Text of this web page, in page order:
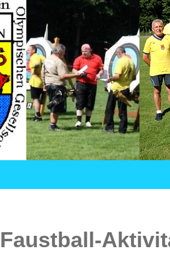
Faustball-